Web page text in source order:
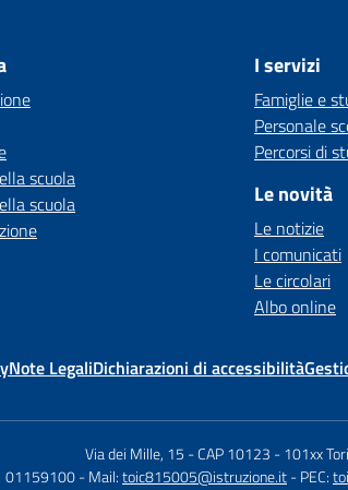
scuola
scuola
I servizi
Famiglie e
Personale
Percorsi di
Le novità
Le notizie
I comunicati
Le circolari
Albo online
Note LegaliDichiarazioni di accessibilità
Via dei Mille, 15 - CAP 10123 -101xx
01159100- Mail:toic815005@istruzione.it- PEC: